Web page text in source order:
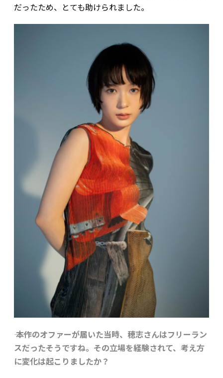
だったため、とても助けられました。
―― 本作のオファーが届いた当時、穂志さんはフリーラン
スだったそうですね。その立場を経験されて、考え方
に変化は起こりましたか？